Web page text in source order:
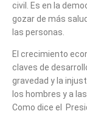
civil. Es en la
gozar de más
las personas.
El crecimiento
claves de
gravedad y la
los hombres y a
Como dice el